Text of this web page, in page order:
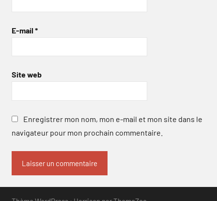
E-mail *
Site web
Enregistrer mon nom, mon e-mail et mon site dans le
navigateur pour mon prochain commentaire.